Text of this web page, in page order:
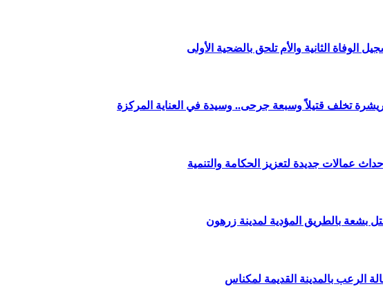
الثانية والأم تلحق بالضحية الأولى
تخلف قتيلاً وسبعة جرحى.. وسيدة في العناية المركزة